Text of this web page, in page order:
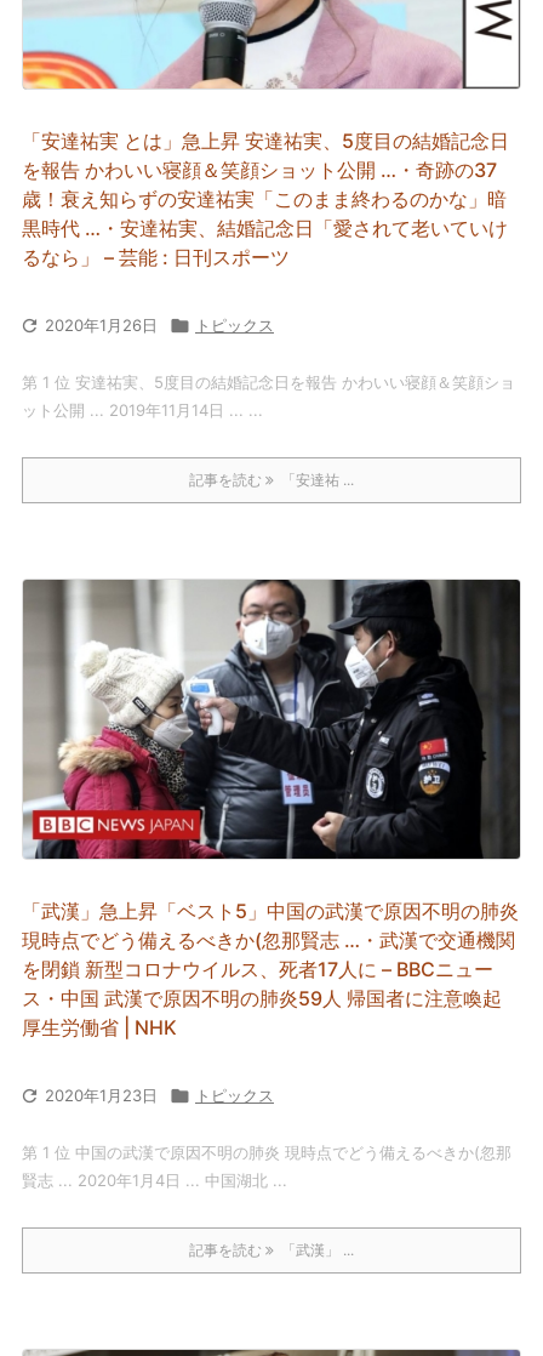
「安達祐実 とは」急上昇 安達祐実、5度目の結婚記念日
を報告 かわいい寝顔＆笑顔ショット公開 …・奇跡の37
歳！衰え知らずの安達祐実「このまま終わるのかな」暗
黒時代 …・安達祐実、結婚記念日「愛されて老いていけ
るなら」 – 芸能 : 日刊スポーツ
 2020年1月26日  トピックス
第 1 位 安達祐実、5度目の結婚記念日を報告 かわいい寝顔＆笑顔ショ
ット公開 ... 2019年11月14日 ... ...
記事を読む 「安達祐 ...
「武漢」急上昇「ベスト5」中国の武漢で原因不明の肺炎
現時点でどう備えるべきか(忽那賢志 …・武漢で交通機関
を閉鎖 新型コロナウイルス、死者17人に – BBCニュー
ス・中国 武漢で原因不明の肺炎59人 帰国者に注意喚起
厚生労働省 | NHK
 2020年1月23日  トピックス
第 1 位 中国の武漢で原因不明の肺炎 現時点でどう備えるべきか(忽那
賢志 ... 2020年1月4日 ... 中国湖北 ...
記事を読む 「武漢」 ...